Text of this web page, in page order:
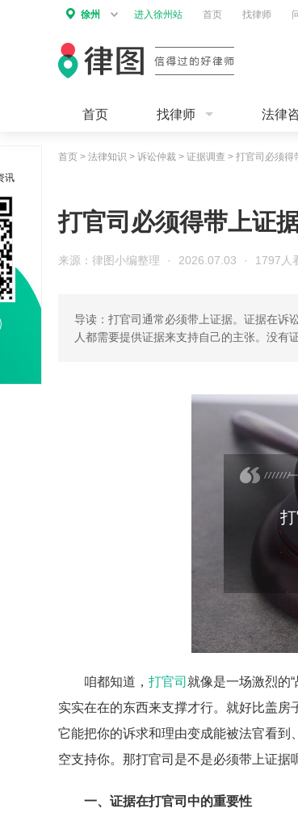
徐州 进入徐州站 首页 找律师
首页 找律师 法律
首页 > 法律知识 > 诉讼仲裁 > 证据调查 > 打官司必须得
打官司必须得带上证
来源：律图小编整理 · 2026.07.03 · 1797人
导读：打官司通常必须带上证据。证据在诉
人都需要提供证据来支持自己的主张。没有
咱都知道， 打官司 就像是一场激烈的
实实在在的东西来支撑才行。就好比盖房
它能把你的诉求和理由变成能被法官看
空支持你。那打官司是不是必须带上证据
一、证据在打官司中的重要性
讯